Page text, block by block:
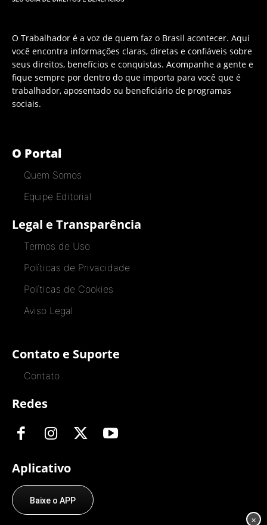
O Trabalhador é a voz de quem faz o Brasil acontecer. Aqui
você encontra informações claras, diretas e confiáveis sobre
seus direitos, benefícios e conquistas. Acompanhe a gente e
fique sempre por dentro do que importa para você que é
trabalhador, aposentado ou beneficiário de programas
sociais.
O Portal
Quem Somos
Equipe Editorial
Legal e Transparência
Termos de Uso
Políticas de Privacidade
Políticas de Cookies
Aviso Legal
Contato e Suporte
Contato
Redes
Aplicativo
Baixe o APP
×